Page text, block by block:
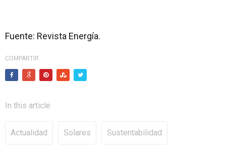
Fuente: Revista Energía.
COMPARTIR
In this article
Actualidad Solares Sustentabilidad